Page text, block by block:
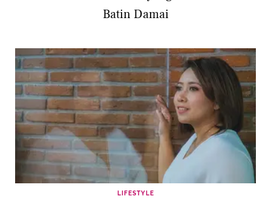
Batin Damai
LIFESTYLE